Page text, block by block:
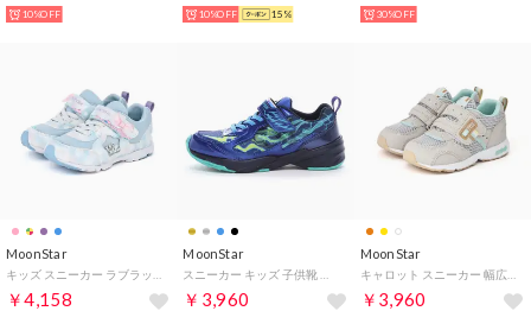
10%OFF 10%OFF 15% 30%OFF
MoonStar
￥4,158
MoonStar
￥3,960
MoonStar
キャロット スニーカー 幅広 3E キッズ ジュニア 子供靴 速乾 男の子 女の子 シューズ C2146 CR Carrot （アイボリー）
￥3,960